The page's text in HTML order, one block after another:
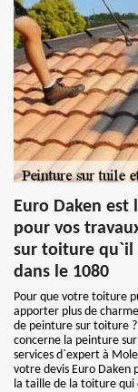
Euro Daken
pour vos
sur toiture qu`il
dans le 1080
Pour que votre toiture
apporter plus de
de peinture sur toiture
concerne la peinture
services d`expert à
votre devis Euro Daken
la taille de la toiture